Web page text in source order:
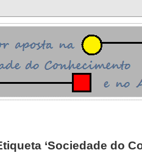
‘Sociedade do